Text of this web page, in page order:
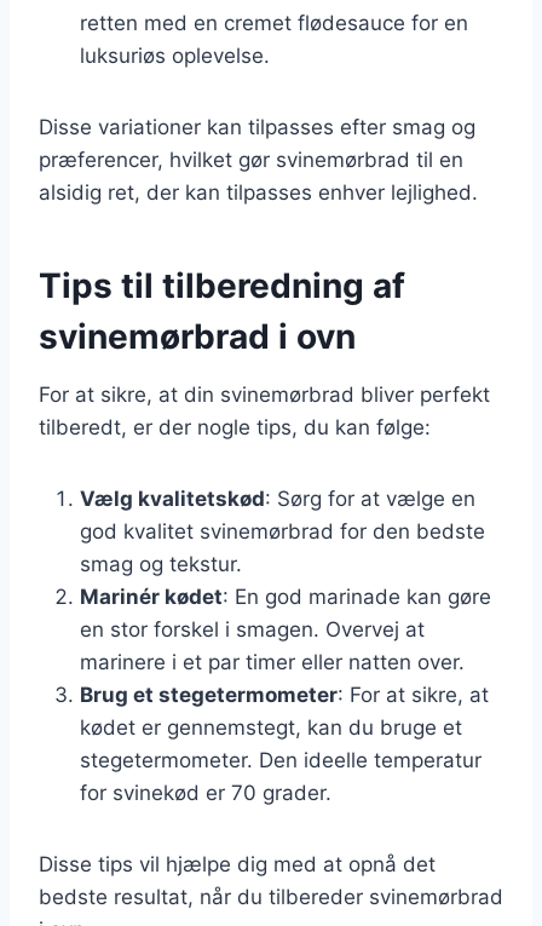
retten med en cremet flødesauce for en
luksuriøs oplevelse.
Disse variationer kan tilpasses efter smag og
præferencer, hvilket gør svinemørbrad til en
alsidig ret, der kan tilpasses enhver lejlighed.
Tips til tilberedning af
svinemørbrad i ovn
For at sikre, at din svinemørbrad bliver perfekt
tilberedt, er der nogle tips, du kan følge:
Vælg kvalitetskød: Sørg for at vælge en
god kvalitet svinemørbrad for den bedste
smag og tekstur.
Marinér kødet: En god marinade kan gøre
en stor forskel i smagen. Overvej at
marinere i et par timer eller natten over.
Brug et stegetermometer: For at sikre, at
kødet er gennemstegt, kan du bruge et
stegetermometer. Den ideelle temperatur
for svinekød er 70 grader.
Disse tips vil hjælpe dig med at opnå det
bedste resultat, når du tilbereder svinemørbrad